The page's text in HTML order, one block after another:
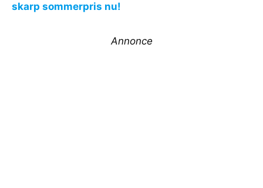
skarp sommerpris nu!
Annonce